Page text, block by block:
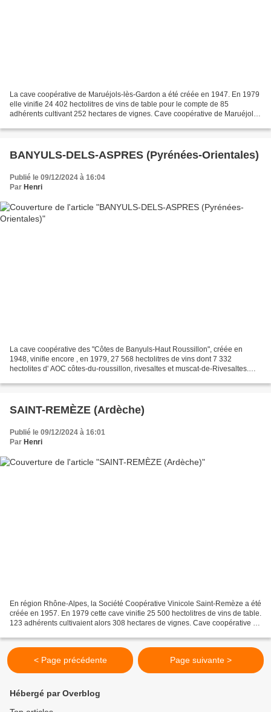
La cave coopérative de Maruéjols-lès-Gardon a été créée en 1947. En 1979
elle vinifie 24 402 hectolitres de vins de table pour le compte de 85
adhérents cultivant 252 hectares de vignes. Cave coopérative de Maruéjols-
BANYULS-DELS-ASPRES (Pyrénées-Orientales)
Publié le 09/12/2024 à 16:04
Par Henri
La cave coopérative des "Côtes de Banyuls-Haut Roussillon", créée en
1948, vinifie encore , en 1979, 27 568 hectolitres de vins dont 7 332
hectolites d' AOC côtes-du-roussillon, rivesaltes et muscat-de-Rivesaltes.
SAINT-REMÈZE (Ardèche)
Publié le 09/12/2024 à 16:01
Par Henri
En région Rhône-Alpes, la Société Coopérative Vinicole Saint-Remèze a été
créée en 1957. En 1979 cette cave vinifie 25 500 hectolitres de vins de table.
123 adhérents cultivaient alors 308 hectares de vignes. Cave coopérative de
< Page précédente Page suivante >
Hébergé par Overblog